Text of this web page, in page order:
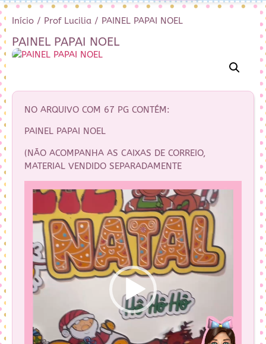
Início / Prof Lucilia / PAINEL PAPAI NOEL
PAINEL PAPAI NOEL
NO ARQUIVO COM 67 PG CONTÉM:
PAINEL PAPAI NOEL
(NÃO ACOMPANHA AS CAIXAS DE CORREIO,
MATERIAL VENDIDO SEPARADAMENTE
Tocador
vídeo